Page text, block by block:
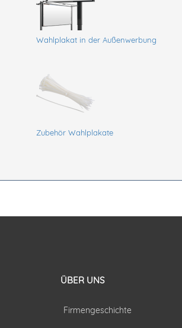
Wahlplakat in der Außenwerbung
Zubehör Wahlplakate
ÜBER UNS
Firmengeschichte